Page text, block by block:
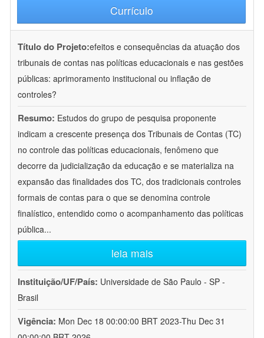
Currículo
Título do Projeto:efeitos e consequências da atuação dos
tribunais de contas nas políticas educacionais e nas gestões
públicas: aprimoramento institucional ou inflação de
controles?
Resumo: Estudos do grupo de pesquisa proponente
indicam a crescente presença dos Tribunais de Contas (TC)
no controle das políticas educacionais, fenômeno que
decorre da judicialização da educação e se materializa na
expansão das finalidades dos TC, dos tradicionais controles
formais de contas para o que se denomina controle
finalístico, entendido como o acompanhamento das políticas
pública...
leia mais
Instituição/UF/País: Universidade de São Paulo - SP -
Brasil
Vigência: Mon Dec 18 00:00:00 BRT 2023-Thu Dec 31